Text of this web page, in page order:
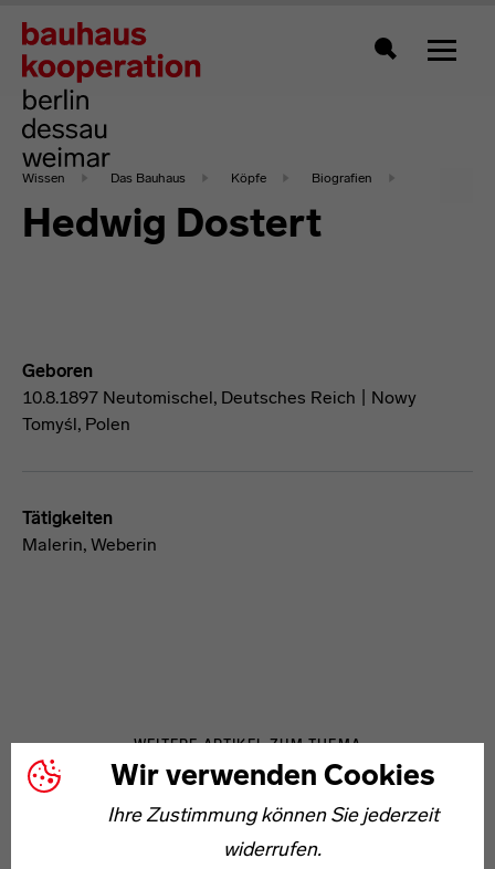
Wir verwenden Cookies
Ihre Zustimmung können Sie jederzeit
widerrufen.
Zeigt
Wissen Das Bauhaus Köpfe Biografien
Hedwig Dostert
Geboren
10.8.1897 Neutomischel, Deutsches Reich | Nowy
Tomyśl, Polen
Tätigkeiten
Malerin, Weberin
WEITERE ARTIKEL ZUM THEMA